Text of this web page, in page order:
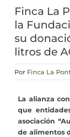
Finca La
la
su
litros de
Por Finca La
La alianza
que
asociación
de alimentos